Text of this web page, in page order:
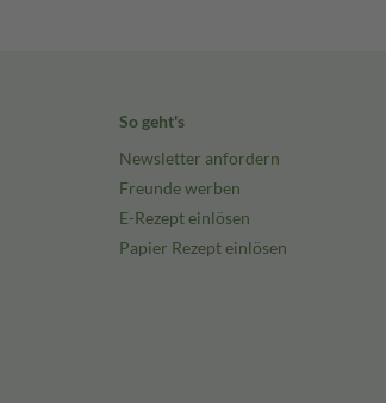
So geht's
Newsletter anfordern
Freunde werben
E-Rezept einlösen
Papier Rezept einlösen